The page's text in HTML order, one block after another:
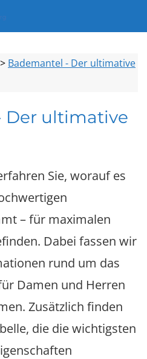
> Bademantel - Der ultimative
Der ultimative
Sie, worauf es
– für maximalen
Dabei fassen wir
rund um das
Damen und Herren
Zusätzlich finden
die die wichtigsten